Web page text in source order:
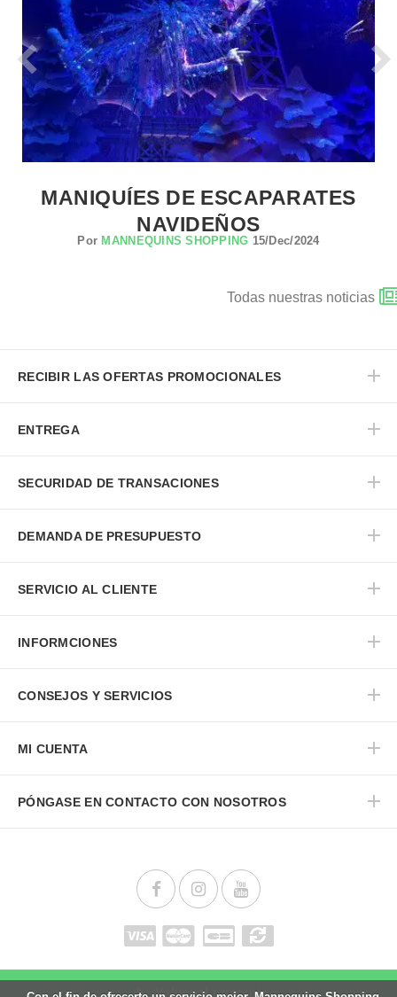
MANIQUÍES DE ESCAPARATES
NAVIDEÑOS
Por MANNEQUINS SHOPPING 15/Dec/2024
Todas nuestras noticias
RECIBIR LAS OFERTAS PROMOCIONALES
ENTREGA
SECURIDAD DE TRANSACIONES
DEMANDA DE PRESUPUESTO
SERVICIO AL CLIENTE
INFORMCIONES
CONSEJOS Y SERVICIOS
MI CUENTA
PÓNGASE EN CONTACTO CON NOSOTROS
Volver al principio